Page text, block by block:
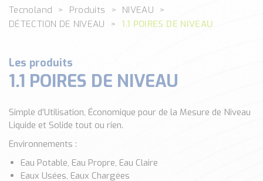
Classé par catégorie
DEBIT
ANALYSE PHYSICO-CHIMIQUE
SECURITE MACHINE
Voir toutes les catégories …
ENDRESS+HAUSER
SICK
Tecnoland Produits
NIVEAU
DÉTECTION DE NIVEAU
1.1 POIRES DE NIVEAU
Les produits
1.1 POIRES DE NIVEAU
Simple d’Utilisation, Économique pour de la Mesure de Niveau
Liquide et Solide tout ou rien.
Environnements :
Eau Potable, Eau Propre, Eau Claire
Eaux Usées, Eaux Chargées